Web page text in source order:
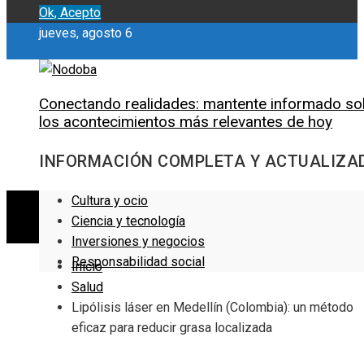
Ok, Acepto
jueves, agosto 6
Conectando realidades: mantente informado
los acontecimientos más relevantes de hoy
INFORMACIÓN COMPLETA Y
Cultura y ocio
Ciencia y tecnología
Inversiones y negocios
Responsabilidad social
Inicio
Salud
Lipólisis láser en Medellín (Colombia): un método
eficaz para reducir grasa localizada